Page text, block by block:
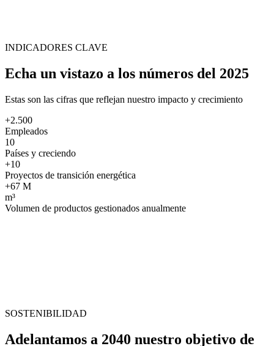
INDICADORES CLAVE
Echa un vistazo a los números del 2025
Estas son las cifras que reflejan nuestro impacto y crecimiento
+2.500
Empleados
10
Países y creciendo
+10
Proyectos de transición energética
+67 M
m³
Volumen de productos gestionados anualmente
SOSTENIBILIDAD
Adelantamos a 2040 nuestro objetivo de